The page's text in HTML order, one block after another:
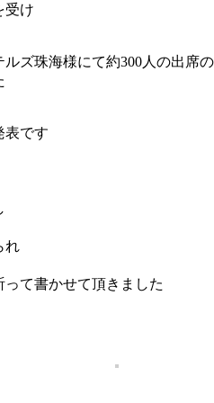
受け
ズ珠海様にて約300人の出席
表です
れ
て書かせて頂きました